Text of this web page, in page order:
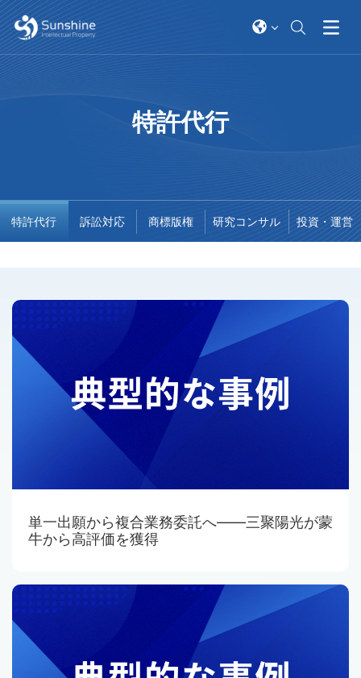
特許代行
特許代行 ​訴訟対応 商標版権​ 研究コンサル 投資・運営
単一出願から複合業務委託へ——三聚陽光が蒙
牛から高評価を獲得